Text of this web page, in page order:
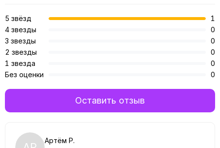
Артём Р.
5 звёзд
1
4 звезды
0
3 звезды
0
2 звезды
0
1 звезда
0
Без оценки
0
Оставить отзыв